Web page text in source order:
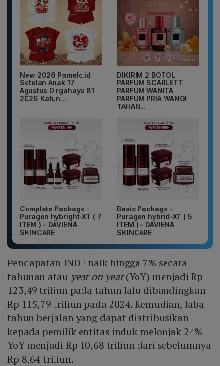
New 2026 Pamelo.id
Setelan Anak 17
Agustus Dirgahayu 81
2026 Katun...
DIKIRIM 2 BOTOL
PARFUM SCARLETT
PARFUM WANITA
PARFUM PRIA WANGI
TAHAN...
Complete Package -
Puragen hybright-XT ( 7
ITEM ) - DAVIENA
SKINCARE
Basic Package -
Puragen hybrid-XT ( 5
ITEM ) - DAVIENA
SKINCARE
Pendapatan INDF naik hingga 7% secara
tahunan atau year on year(YoY) menjadi Rp
123,49 triliun pada tahun lalu dibandingkan
Rp 115,79 triliun pada 2024. Kemudian, laba
tahun berjalan yang dapat diatribusikan
kepada pemilik entitas induk melonjak 24%
YoY menjadi Rp 10,68 triliun dari sebelumnya
Rp 8,64 triliun.